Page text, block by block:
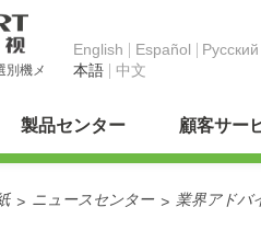
別機メ
English Español Pусский
本語
中文
製品センター 顧客サー
> ニュースセンター > 業界アドバ